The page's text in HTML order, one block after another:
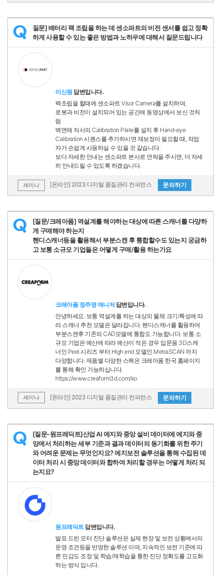
Q
질문] 배터리 팩 조립을 하는 데 센소파트의 비전 센서를 쉽고 정확
하게 사용할 수 있는 좋은 방법과 노하우에 대해서 질문드립니다
이신원 답변입니다.
팩조립을 할때에 센소파트 Visor Camera를 설치하여,
로봇과 비전이 설치되어 있는 공간에 동영상에서 보신 것처
럼
벽면에 자사의 Calibration Plate를 설치 후 Hand-eye
Calibration 시퀀스를 추가하시면 재보정이 필요할 때, 작업
자가 손쉽게 사용하실 수 있을 것 같습니다.
보다 자세한 안내는 센소파트 본사로 연락을 주시면, 더 자세
히 안내드릴 수 있도록 하겠습니다.
세미나 [온라인] 2023 디지털 품질관리 컨퍼런스 문의하기
Q
[질문/크레아폼] 역설계를 해야하는 대상에 따른 스캐너를 다양하
게 구매해야 하는지
핸디스캐너등을 활용해서 부분스캔 후 통합할수도 있는지 궁금하
고 보통 소규모 기업들은 어떻게 구매/활용 하는가요
크레아폼 정주영 매니저 답변입니다.
안녕하세요. 보통 역설계를 하는 대상의 물체 크기/특성에 따
라 스캐너 추천 모델은 달라집니다. 핸디스캐너를 활용하여
부분스캔후 기존의 CAD모델에 통합도 가능합니다. 보통 소
규모 기업은 예산에 따라 예산이 적은 경우 입문용 3D스캐
너인 Peel 시리즈 부터 High end 모델인 MetraSCAN 까지
다양합니다. 제품별 다양한 스펙은 크레아폼 한국 홈페이지
를 통해 확인 가능하십니다.
https://www.creaform3d.com/ko
세미나 [온라인] 2023 디지털 품질관리 컨퍼런스 문의하기
Q
[질문-원프레딕트]산업 AI 에지와 중앙 설비 데이터에 에지와 중
앙에서 처리하는 세부 기준과 결과 데이터의 동기화를 위한 주기
와 어려운 문제는 무엇인지요? 에지보전 솔루션을 통해 수집된 데
이터 처리 시 중앙 데이터와 합하여 처리할 경우는 어떻게 처리 되
는지요?
원프레딕트 답변입니다.
발표 드린 모터 진단 솔루션은 실제 현장 및 보전 상황에서의
운영 조건등을 반영한 솔루션 이며, 지속적인 보전 기준에 따
른 민감도 조정 및 학습/재학습을 통한 진단 정확도를 고도화
하는 방식 입니다.